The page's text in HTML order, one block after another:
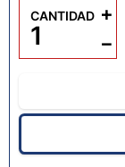
CANTIDAD
−
+